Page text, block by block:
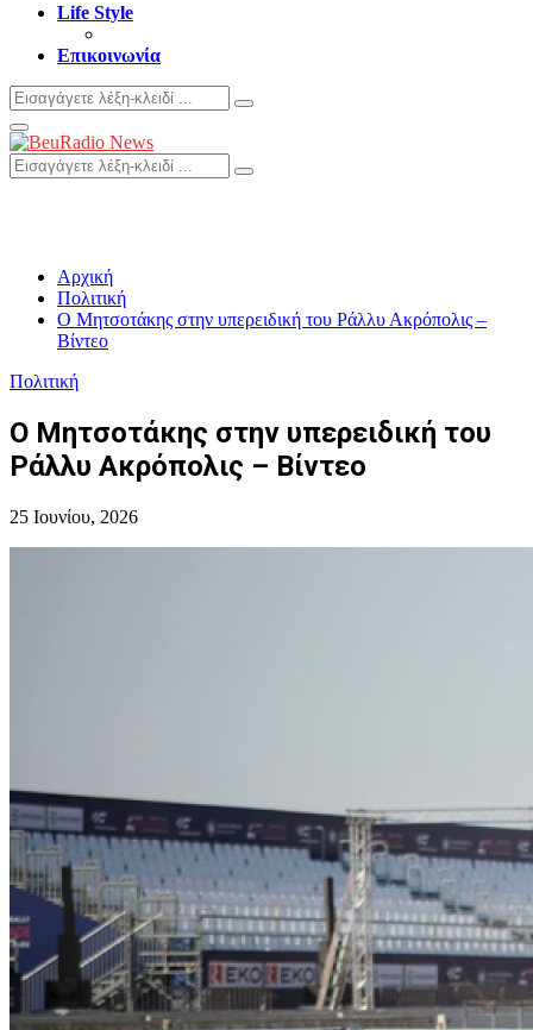
Life Style
Επικοινωνία
Search
for:
Search
Primary
Menu
Search
for:
Search
Αρχική
Πολιτική
Ο Μητσοτάκης στην υπερειδική του Ράλλυ Ακρόπολις –
Bίντεο
Πολιτική
Ο Μητσοτάκης στην υπερειδική του
Ράλλυ Ακρόπολις – Bίντεο
25 Ιουνίου, 2026